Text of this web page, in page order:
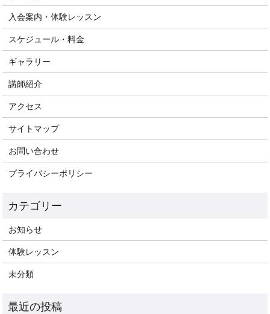
入会案内・体験レッスン
スケジュール・料金
ギャラリー
講師紹介
アクセス
サイトマップ
お問い合わせ
プライバシーポリシー
お知らせ
体験レッスン
未分類